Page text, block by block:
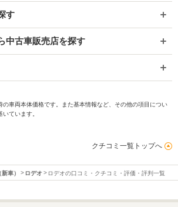
す
中古車販売店を探す
の車両本体価格です。また基本情報など、その他の項目につい
ています。
クチコミ一覧トップへ
車） ロデオ ロデオの口コミ・クチコミ・評価・評判一覧